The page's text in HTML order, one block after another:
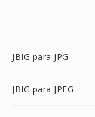
JBIG para JPG
JBIG para JPEG